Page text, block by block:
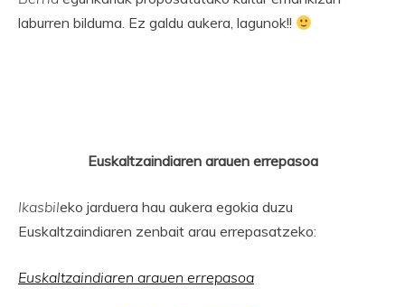
laburren bilduma. Ez galdu aukera, lagunok!!
Euskaltzaindiaren arauen errepasoa
Ikasbileko jarduera hau aukera egokia duzu
Euskaltzaindiaren zenbait arau errepasatzeko:
Euskaltzaindiaren arauen errepasoa